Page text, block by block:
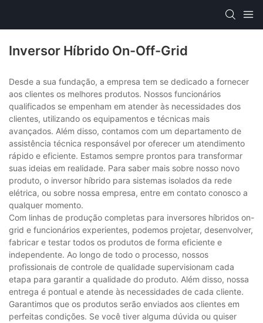
Inversor Híbrido On-Off-Grid
Desde a sua fundação, a empresa tem se dedicado a fornecer
aos clientes os melhores produtos. Nossos funcionários
qualificados se empenham em atender às necessidades dos
clientes, utilizando os equipamentos e técnicas mais
avançados. Além disso, contamos com um departamento de
assistência técnica responsável por oferecer um atendimento
rápido e eficiente. Estamos sempre prontos para transformar
suas ideias em realidade. Para saber mais sobre nosso novo
produto, o inversor híbrido para sistemas isolados da rede
elétrica, ou sobre nossa empresa, entre em contato conosco a
qualquer momento.
Com linhas de produção completas para inversores híbridos on-
grid e funcionários experientes, podemos projetar, desenvolver,
fabricar e testar todos os produtos de forma eficiente e
independente. Ao longo de todo o processo, nossos
profissionais de controle de qualidade supervisionam cada
etapa para garantir a qualidade do produto. Além disso, nossa
entrega é pontual e atende às necessidades de cada cliente.
Garantimos que os produtos serão enviados aos clientes em
perfeitas condições. Se você tiver alguma dúvida ou quiser